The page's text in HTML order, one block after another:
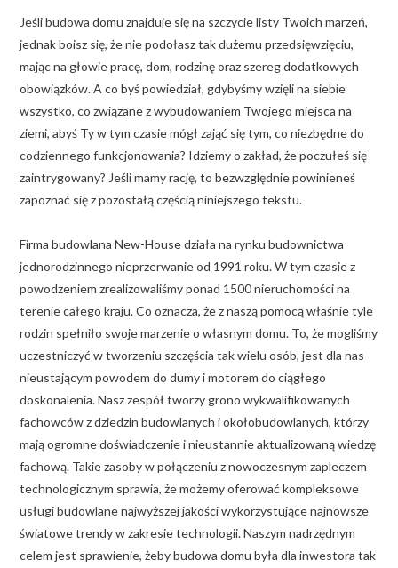
Jeśli budowa domu znajduje się na szczycie listy Twoich marzeń,
jednak boisz się, że nie podołasz tak dużemu przedsięwzięciu,
mając na głowie pracę, dom, rodzinę oraz szereg dodatkowych
obowiązków. A co byś powiedział, gdybyśmy wzięli na siebie
wszystko, co związane z wybudowaniem Twojego miejsca na
ziemi, abyś Ty w tym czasie mógł zająć się tym, co niezbędne do
codziennego funkcjonowania? Idziemy o zakład, że poczułeś się
zaintrygowany? Jeśli mamy rację, to bezwzględnie powinieneś
zapoznać się z pozostałą częścią niniejszego tekstu.
Firma budowlana New-House działa na rynku budownictwa
jednorodzinnego nieprzerwanie od 1991 roku. W tym czasie z
powodzeniem zrealizowaliśmy ponad 1500 nieruchomości na
terenie całego kraju. Co oznacza, że z naszą pomocą właśnie tyle
rodzin spełniło swoje marzenie o własnym domu. To, że mogliśmy
uczestniczyć w tworzeniu szczęścia tak wielu osób, jest dla nas
nieustającym powodem do dumy i motorem do ciągłego
doskonalenia. Nasz zespół tworzy grono wykwalifikowanych
fachowców z dziedzin budowlanych i okołobudowlanych, którzy
mają ogromne doświadczenie i nieustannie aktualizowaną wiedzę
fachową. Takie zasoby w połączeniu z nowoczesnym zapleczem
technologicznym sprawia, że możemy oferować kompleksowe
usługi budowlane najwyższej jakości wykorzystujące najnowsze
światowe trendy w zakresie technologii. Naszym nadrzędnym
celem jest sprawienie, żeby budowa domu była dla inwestora tak